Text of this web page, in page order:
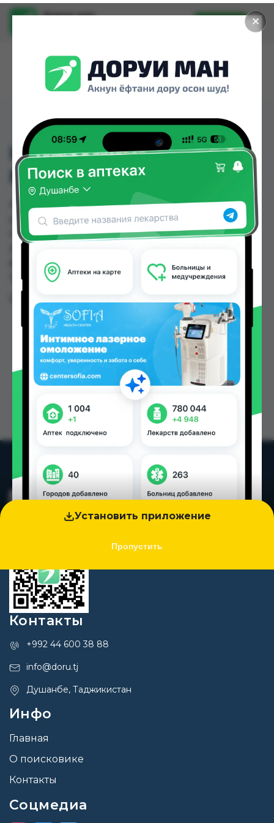
✕
Установить приложение
Пропустить
Доруи ман
Установить
HOURS GOLD АСАЛ -
МЁД
HOURS GOLD АСАЛ - МЁД можно купить или
заказать в аптеках, Арча, Дору Фарм №20,
Нишон №3, Саховат (Гулбаҳор), Саховат
60.00 TJS в Душанбе и других городах
Таджикистана
Контакты
+992 44 600 38 88
info@doru.tj
Душанбе, Таджикистан
Инфо
Главная
О поисковике
Контакты
Соцмедиа